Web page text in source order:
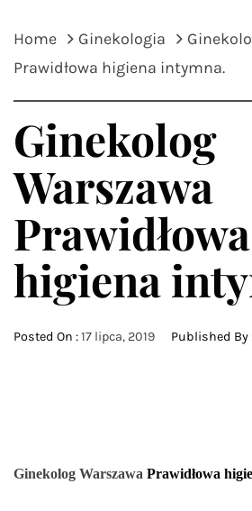
Home Ginekologia
Prawidłowa higiena intymna.
Ginekolog
Warszawa
Prawidłowa
higiena
Posted On :17 lipca, 2019 Published By
Ginekolog Warszawa Prawidłowa